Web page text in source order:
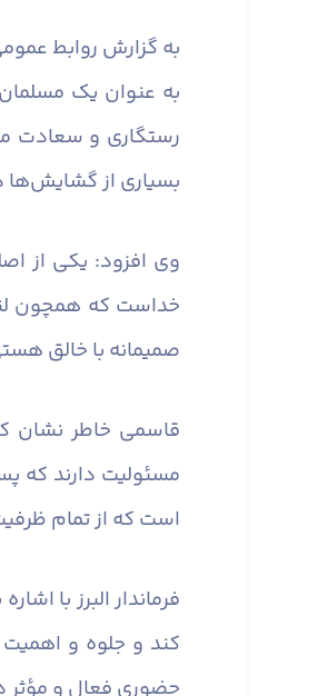
به گزارش روابط
به عنوان یک
رستگاری و سعادت
بسیاری از گشایش‌ها
وی افزود: یکی از
خداست که همچون
صمیمانه با خالق
قاسمی خاطر نشان
مسئولیت دارند که
است که از تمام
فرماندار البرز با
کند و جلوه و